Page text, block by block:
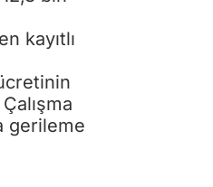
kayıtlı
gerileme